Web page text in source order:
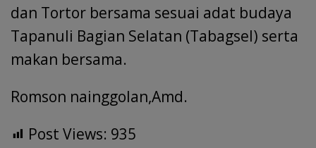
dan Tortor bersama sesuai adat budaya
Tapanuli Bagian Selatan (Tabagsel) serta
makan bersama.
Romson nainggolan,Amd.
Post Views: 935